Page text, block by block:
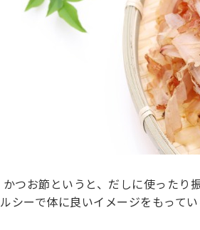
かつお節というと、だしに使ったり
ルシーで体に良いイメージをもってい